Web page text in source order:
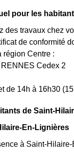
pour les
des travaux chez
de conformité
région Centre :
Cedex 2
de 14h à 16h30
de Saint-
En-Lignières
à Saint-